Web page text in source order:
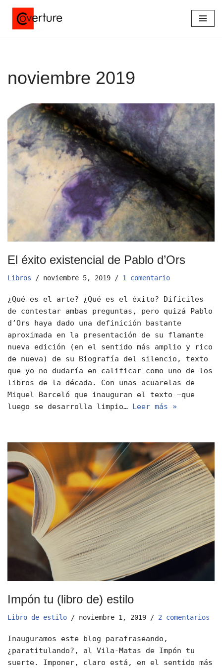
Saltar
noviembre 2019
El éxito existencial de Pablo d’Ors
Libros noviembre 5, 2019 1 comentario
¿Qué es el arte? ¿Qué es el éxito? Difíciles
de contestar ambas preguntas, pero quizá Pablo
d’Ors haya dado una definición bastante
aproximada en la presentación de su flamante
nueva edición (en el sentido más amplio y rico
de nueva) de su Biografía del silencio, texto
que yo no dudaría en calificar como uno de los
libros de la década. Con unas acuarelas de
Miquel Barceló que inauguran el texto —que
luego se desarrolla limpio…
Leer más »
Impón tu (libro de) estilo
Libro de estilo noviembre 1, 2019 2 comentarios
Inauguramos este blog parafraseando,
¿paratitulando?, al Vila-Matas de Impón tu
suerte. Imponer, claro está, en el sentido más